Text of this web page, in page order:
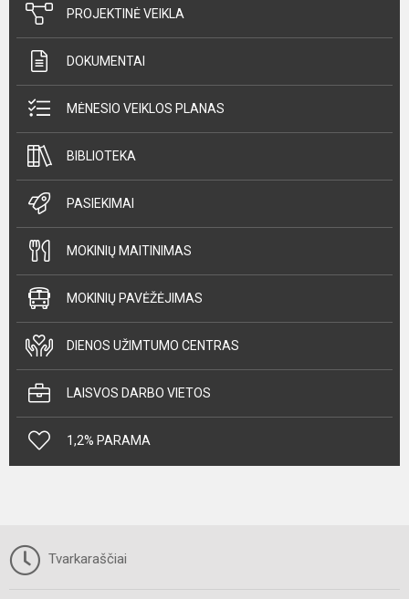
PROJEKTINĖ VEIKLA
DOKUMENTAI
MĖNESIO VEIKLOS PLANAS
BIBLIOTEKA
PASIEKIMAI
MOKINIŲ MAITINIMAS
MOKINIŲ PAVĖŽĖJIMAS
DIENOS UŽIMTUMO CENTRAS
LAISVOS DARBO VIETOS
1,2% PARAMA
Tvarkaraščiai